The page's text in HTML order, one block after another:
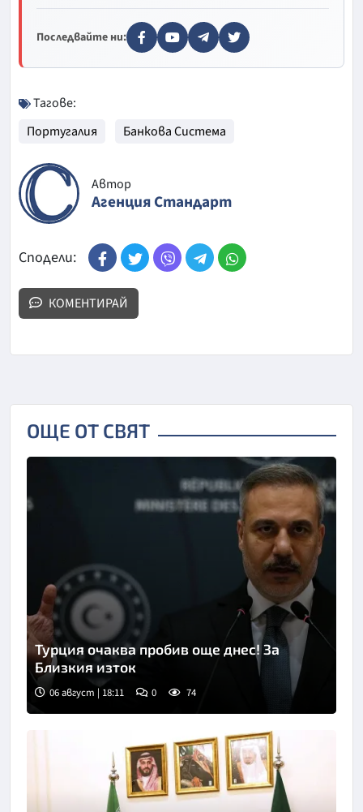
Последвайте ни:
Тагове:
Португалия
Банкова Система
Автор
Агенция Стандарт
Сподели:
КОМЕНТИРАЙ
ОЩЕ ОТ СВЯТ
Снимка: БТА
Турция очаква пробив още днес! За
Близкия изток
06 август | 18:11 0 74